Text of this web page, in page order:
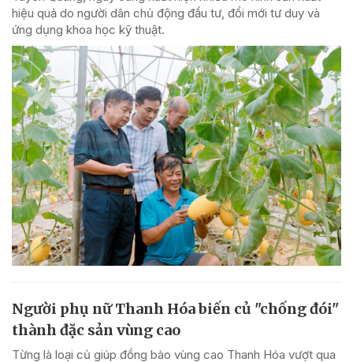
hiệu quả do người dân chủ động đầu tư, đổi mới tư duy và
ứng dụng khoa học kỹ thuật.
Người phụ nữ Thanh Hóa biến củ "chống đói"
thành đặc sản vùng cao
Từng là loại củ giúp đồng bào vùng cao Thanh Hóa vượt qua